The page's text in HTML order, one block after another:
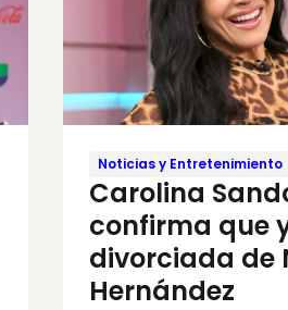
Noticias y Entretenimiento
Carolina
confirma que
divorciada de
Hernández